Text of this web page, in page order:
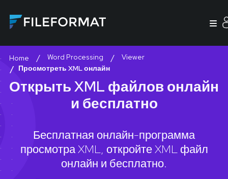
Home Word Processing
Viewer
Просмотреть XML онлайн
Открыть XML файлов онлайн
и бесплатно
Бесплатная онлайн-программа
просмотра XML, откройте XML файл
онлайн и бесплатно.